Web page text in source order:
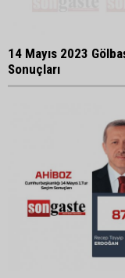
14 Mayıs 2023
Sonuçları